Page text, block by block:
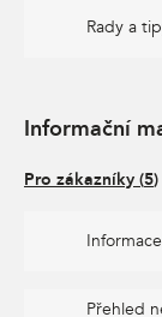
Rady a
Informační
Pro zákazníky (5)
Přehled